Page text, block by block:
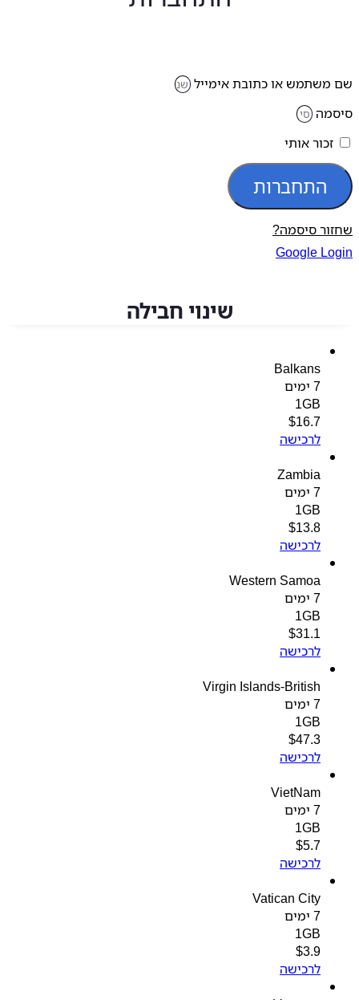
או כתובת אימייל
זכור אותי
התחברות
סיסמה?
Google
שינוי חבילה
Balkans
1GB
$16.7
לרכישה
Zambia
1GB
$13.8
לרכישה
Western Samoa
1GB
$31.1
לרכישה
Virgin Islands-British
1GB
$47.3
לרכישה
VietNam
1GB
$
לרכישה
Vatican City
1GB
$
לרכישה